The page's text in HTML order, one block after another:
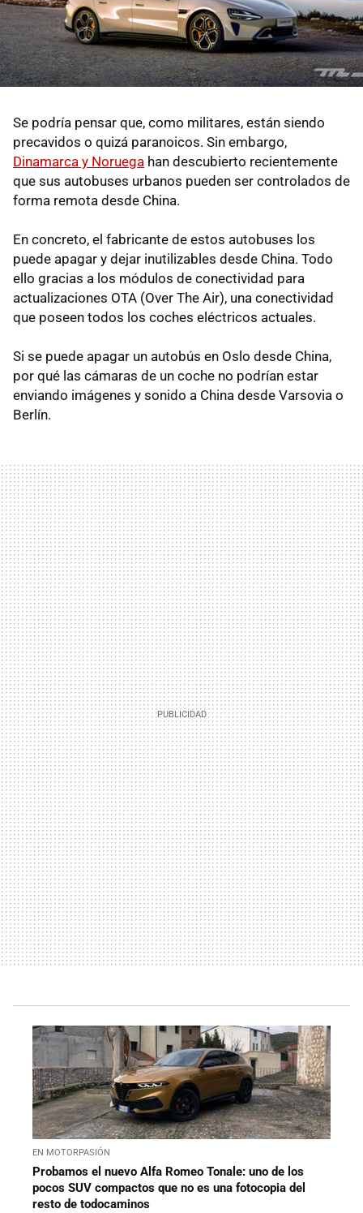
Se podría pensar que, como militares, están siendo
precavidos o quizá paranoicos. Sin embargo,
Dinamarca y Noruega han descubierto recientemente
que sus autobuses urbanos pueden ser controlados de
forma remota desde China.
En concreto, el fabricante de estos autobuses los
puede apagar y dejar inutilizables desde China. Todo
ello gracias a los módulos de conectividad para
actualizaciones OTA (Over The Air), una conectividad
que poseen todos los coches eléctricos actuales.
Si se puede apagar un autobús en Oslo desde China,
por qué las cámaras de un coche no podrían estar
enviando imágenes y sonido a China desde Varsovia o
Berlín.
EN MOTORPASIÓN
Probamos el nuevo Alfa Romeo Tonale: uno de los
pocos SUV compactos que no es una fotocopia del
resto de todocaminos